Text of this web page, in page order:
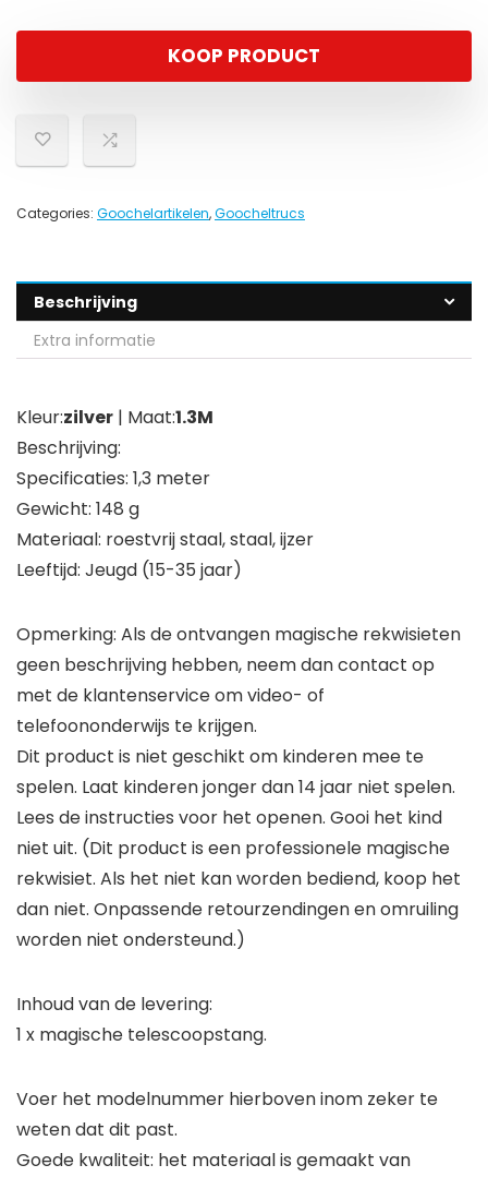
KOOP PRODUCT
Categories: Goochelartikelen,Goocheltrucs
Beschrijving
Extra informatie
Kleur:zilver | Maat:1.3M
Beschrijving:
Specificaties: 1,3 meter
Gewicht: 148 g
Materiaal: roestvrij staal, staal, ijzer
Leeftijd: Jeugd (15-35 jaar)
Opmerking: Als de ontvangen magische rekwisieten
geen beschrijving hebben, neem dan contact op
met de klantenservice om video- of
telefoononderwijs te krijgen.
Dit product is niet geschikt om kinderen mee te
spelen. Laat kinderen jonger dan 14 jaar niet spelen.
Lees de instructies voor het openen. Gooi het kind
niet uit. (Dit product is een professionele magische
rekwisiet. Als het niet kan worden bediend, koop het
dan niet. Onpassende retourzendingen en omruiling
worden niet ondersteund.)
Inhoud van de levering:
1 x magische telescoopstang.
Voer het modelnummer hierboven inom zeker te
weten dat dit past.
Goede kwaliteit: het materiaal is gemaakt van